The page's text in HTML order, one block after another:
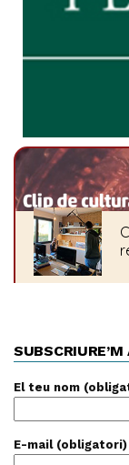
El teu nom
E-mail (obligatori)